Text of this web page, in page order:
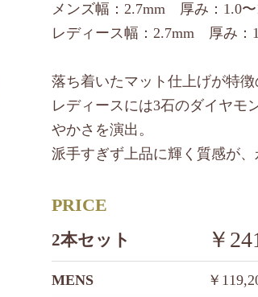
メンズ幅：2.7mm 厚み：1.0〜
レディース幅：2.7mm 厚み：
落ち着いたマット仕上げが特
レディースには3石のダイヤモ
やかさを演出。
派手すぎず上品に輝く質感が、
PRICE
2本セット ￥
MENS ￥